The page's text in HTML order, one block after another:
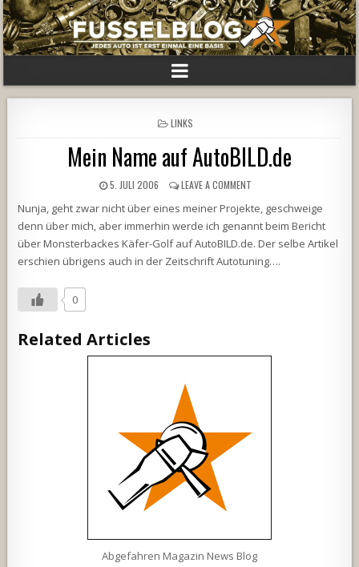
POSTED
IN
LINKS
Mein Name auf AutoBILD.de
5. JULI 2006 LEAVE A COMMENT
Nunja, geht zwar nicht über eines meiner Projekte, geschweige
denn über mich, aber immerhin werde ich genannt beim Bericht
über Monsterbackes Käfer-Golf auf AutoBILD.de. Der selbe Artikel
erschien übrigens auch in der Zeitschrift Autotuning….
0
Related Articles
Abgefahren Magazin News Blog